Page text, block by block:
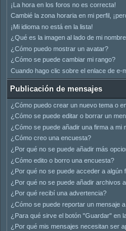
¡La hora en los foros no es correcta!
Cambié la zona horaria en mi perfil,
¡Mi idioma no está en la lista!
¿Qué es la imagen al lado de mi
¿Cómo puedo mostrar un avatar?
¿Cómo se puede cambiar mi rango?
Cuando hago clic sobre el enlace de e-
Publicación de mensajes
¿Cómo puedo crear un nuevo tema o
¿Cómo se puede editar o borrar un
¿Cómo se puede añadir una firma a mi
¿Cómo creo una encuesta?
¿Por qué no se puede añadir más
¿Cómo edito o borro una encuesta?
¿Por qué no se puede acceder a algún
¿Por qué no se puede añadir archivos
¿Por qué recibí una advertencia?
¿Cómo se puede reportar un mensaje
¿Para qué sirve el botón "Guardar" en
¿Por qué mis mensajes necesitan ser